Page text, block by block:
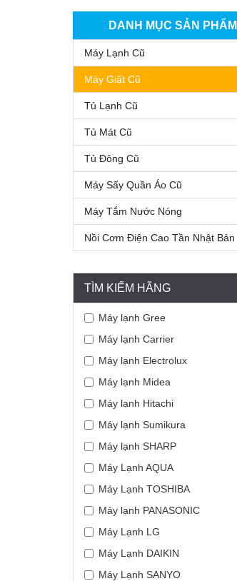
DANH MỤC SẢN PHẨM
Máy Lạnh Cũ
Máy Giặt Cũ
Tủ Lạnh Cũ
Tủ Mát Cũ
Tủ Đông Cũ
Máy Sấy Quần Áo Cũ
Máy Tắm Nước Nóng
Nồi Cơm Điện Cao Tần Nhật Bản
TÌM KIẾM HÃNG
Máy lạnh Gree
Máy lạnh Carrier
Máy lạnh Electrolux
Máy lạnh Midea
Máy lạnh Hitachi
Máy lạnh Sumikura
Máy lạnh SHARP
Máy Lạnh AQUA
Máy Lạnh TOSHIBA
Máy lạnh PANASONIC
Máy Lạnh LG
Máy Lạnh DAIKIN
Máy Lạnh SANYO